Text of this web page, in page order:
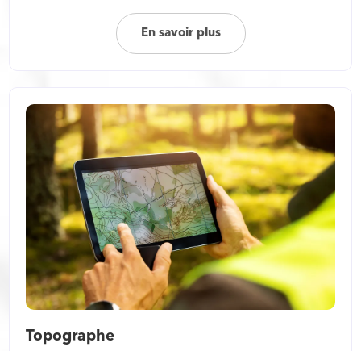
En savoir plus
Topographe